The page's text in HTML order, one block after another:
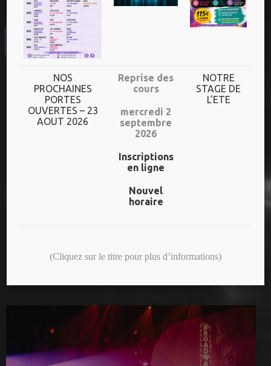
Plus de 70h de cours/semaine
Dès l’âge de 3 ans jusqu’aux adultes
Un niveau adapté à chaque danseur
NOS DERNIERS SPECTACLES
NOS
PROCHAINES
PORTES
OUVERTES – 23
AOUT 2026
Reprise des
cours
mercredi 2
septembre
2026
Inscriptions
en ligne
Nouvel
horaire
NOTRE
STAGE DE
L’ETE
(Cliquez sur le titre pour plus d’informations)